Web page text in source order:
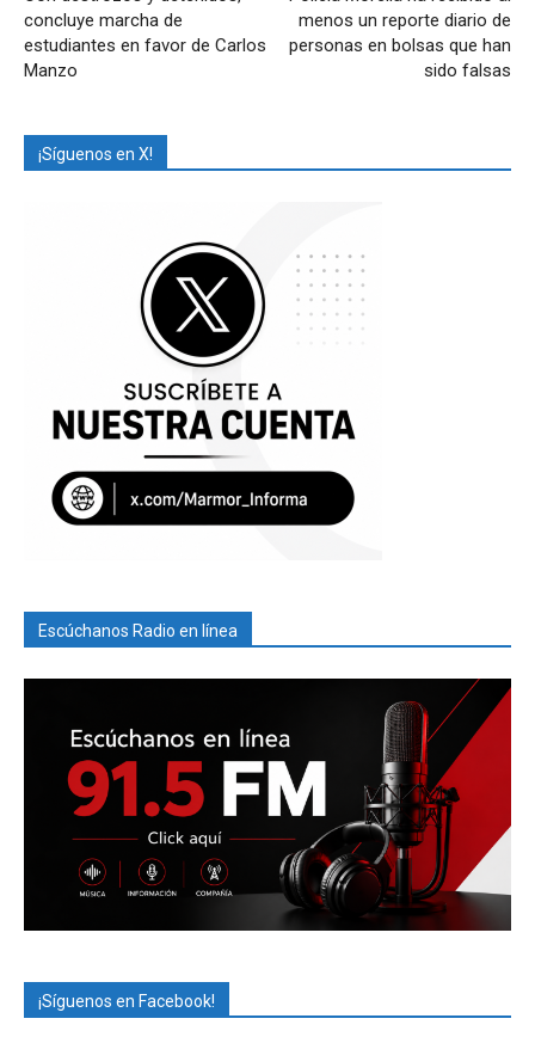
concluye marcha de
estudiantes en favor de Carlos
Manzo
menos un reporte diario de
personas en bolsas que han
sido falsas
¡Síguenos en X!
Escúchanos Radio en línea
¡Síguenos en Facebook!